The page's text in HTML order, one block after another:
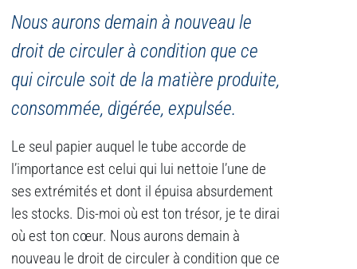
Nous aurons demain à nouveau le
droit de circuler à condition que ce
qui circule soit de la matière produite,
consommée, digérée, expulsée.
Le seul papier auquel le tube accorde de
l’importance est celui qui lui nettoie l’une de
ses extrémités et dont il épuisa absurdement
les stocks. Dis-moi où est ton trésor, je te dirai
où est ton cœur. Nous aurons demain à
nouveau le droit de circuler à condition que ce